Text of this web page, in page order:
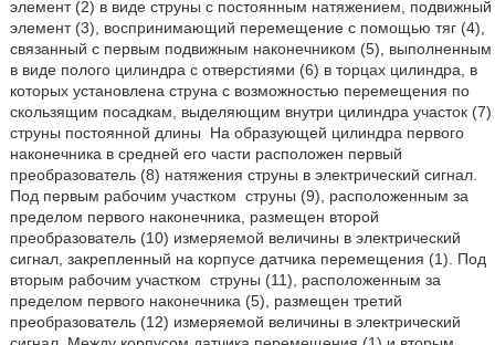
элемент (2) в виде струны с постоянным натяжением, подвижный
элемент (3), воспринимающий перемещение с помощью тяг (4),
связанный с первым подвижным наконечником (5), выполненным
в виде полого цилиндра с отверстиями (6) в торцах цилиндра, в
которых установлена струна с возможностью перемещения по
скользящим посадкам, выделяющим внутри цилиндра участок (7)
струны постоянной длины
На образующей цилиндра первого
наконечника в средней его части расположен первый
преобразователь (8) натяжения струны в электрический сигнал.
Под первым рабочим участком струны (9), расположенным за
пределом первого наконечника, размещен второй
преобразователь (10) измеряемой величины в электрический
сигнал, закрепленный на корпусе датчика перемещения (1). Под
вторым рабочим участком струны (11), расположенным за
пределом первого наконечника (5), размещен третий
преобразователь (12) измеряемой величины в электрический